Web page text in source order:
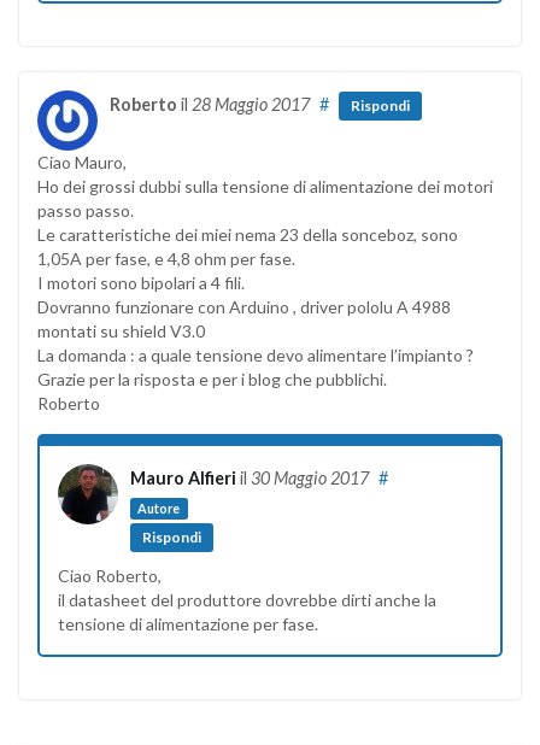
Roberto il 28 Maggio 2017 # Rispondi
Ciao Mauro,
Ho dei grossi dubbi sulla tensione di alimentazione dei motori
passo passo.
Le caratteristiche dei miei nema 23 della sonceboz, sono
1,05A per fase, e 4,8 ohm per fase.
I motori sono bipolari a 4 fili.
Dovranno funzionare con Arduino , driver pololu A 4988
montati su shield V3.0
La domanda : a quale tensione devo alimentare l’impianto ?
Grazie per la risposta e per i blog che pubblichi.
Roberto
Mauro Alfieri il 30 Maggio 2017
Autore
#
Rispondi
Ciao Roberto,
il datasheet del produttore dovrebbe dirti anche la
tensione di alimentazione per fase.